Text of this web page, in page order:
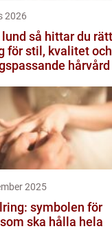
2026
du rätt
för stil, kvalitet och
hårvård
2025
symbolen för
ska hålla hela